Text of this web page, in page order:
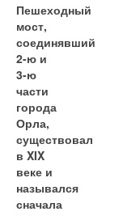
Пешеходный
мост,
соединявший
2-ю и
3-ю
части
города
Орла,
существовал
в XIX
веке и
назывался
сначала